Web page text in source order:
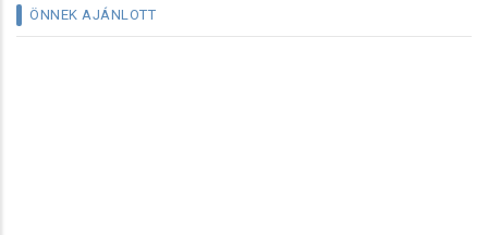
ÖNNEK AJÁNLOTT